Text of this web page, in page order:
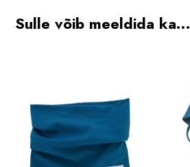
Sulle võib meeldida ka…